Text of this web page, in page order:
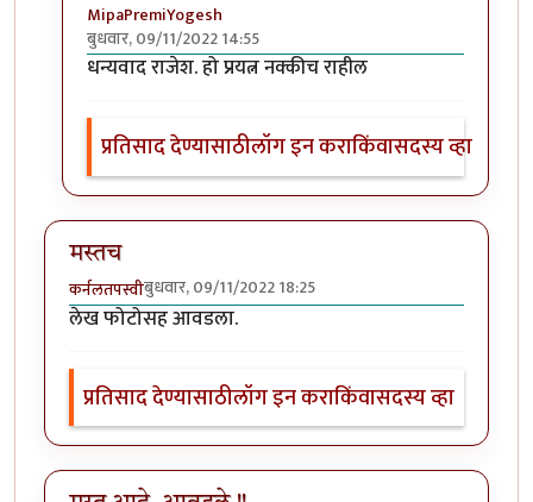
MipaPremiYogesh
बुधवार, 09/11/2022 14:55
In reply toमस्त लेखbyराजेंद्र मेहेंदळे
धन्यवाद राजेश. हो प्रयत्न नक्कीच राहील
प्रतिसाद देण्यासाठीलॉग इन कराकिंवासदस्य व्हा
मस्तच
कर्नलतपस्वीबुधवार, 09/11/2022 18:25
लेख फोटोसह आवडला.
प्रतिसाद देण्यासाठीलॉग इन कराकिंवासदस्य व्हा